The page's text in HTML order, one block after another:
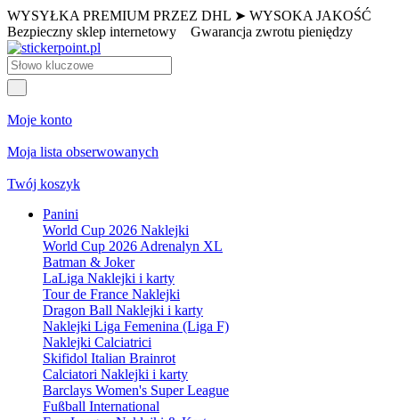
WYSYŁKA PREMIUM PRZEZ DHL ➤ WYSOKA JAKOŚĆ
Bezpieczny sklep internetowy Gwarancja zwrotu pieniędzy
Moje konto
Moja lista obserwowanych
Twój koszyk
Panini
World Cup 2026 Naklejki
World Cup 2026 Adrenalyn XL
Batman & Joker
LaLiga Naklejki i karty
Tour de France Naklejki
Dragon Ball Naklejki i karty
Naklejki Liga Femenina (Liga F)
Naklejki Calciatrici
Skifidol Italian Brainrot
Calciatori Naklejki i karty
Barclays Women's Super League
Fußball International